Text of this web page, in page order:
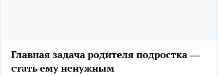
Главная задача родителя подростка —
стать ему ненужным